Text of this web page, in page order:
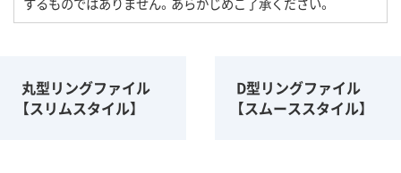
丸型リングファイル
【スリムスタイル】
D型リングファイル
【スムーススタイル】